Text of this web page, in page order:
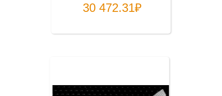
30 472.31₽